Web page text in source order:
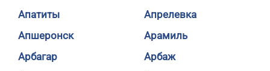
Апатиты
Апрелевка
Апшеронск
Арамиль
Арбагар
Арбаж